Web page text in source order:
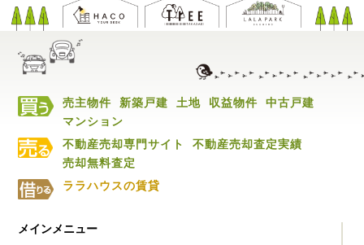
売主物件 新築戸建 土地 収益物件
中古戸建
マンション
不動産売却専門サイト
不動産売却査定実績
売却無料査定
ララハウスの賃貸
メインメニュー